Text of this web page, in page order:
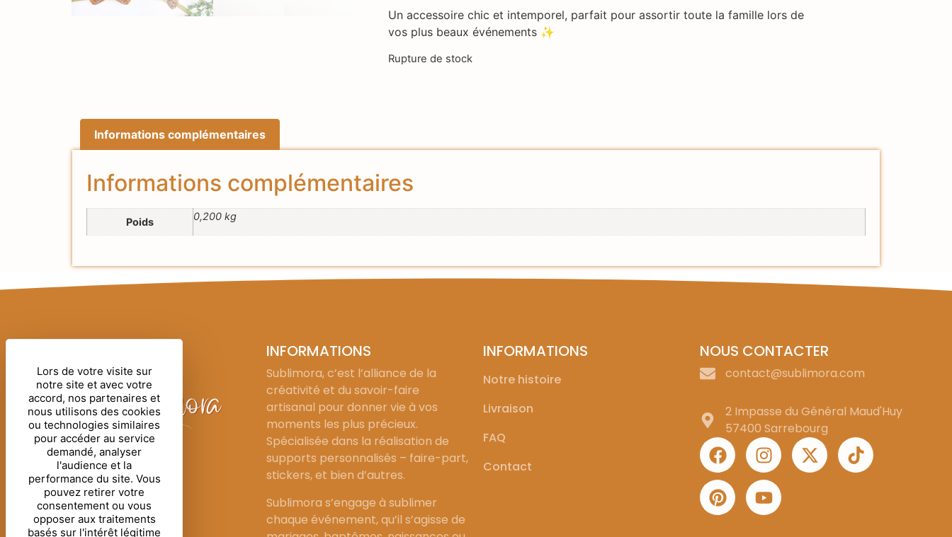
Un accessoire chic et intemporel, parfait pour assortir toute la famille lors de
vos plus beaux événements ✨
Rupture de stock
Informations complémentaires
Informations complémentaires
Poids 0,200 kg
INFORMATIONS
Sublimora, c’est l’alliance de la
créativité et du savoir-faire
artisanal pour donner vie à vos
moments les plus précieux.
Spécialisée dans la réalisation de
supports personnalisés – faire-part,
stickers, et bien d’autres.
Sublimora s’engage à sublimer
chaque événement, qu’il s’agisse de
INFORMATIONS
Notre histoire
Livraison
FAQ
Contact
NOUS CONTACTER
contact@sublimora.com
2 Impasse du Général Maud'Huy
57400 Sarrebourg
Lors de votre visite sur
notre site et avec votre
accord, nos partenaires et
nous utilisons des cookies
ou technologies similaires
pour accéder au service
demandé, analyser
l'audience et la
performance du site. Vous
pouvez retirer votre
consentement ou vous
opposer aux traitements
basés sur l'intérêt légitime